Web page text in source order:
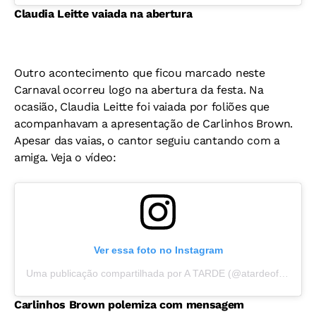
Claudia Leitte vaiada na abertura
Outro acontecimento que ficou marcado neste
Carnaval ocorreu logo na abertura da festa. Na
ocasião, Claudia Leitte foi vaiada por foliões que
acompanhavam a apresentação de Carlinhos Brown.
Apesar das vaias, o cantor seguiu cantando com a
amiga. Veja o vídeo:
Ver essa foto no Instagram
Carlinhos Brown polemiza com mensagem